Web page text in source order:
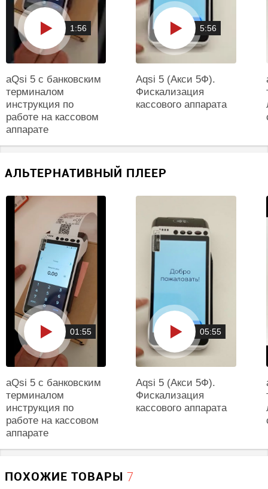
Разрешение экрана, px
1440x720
Дисплей, дюймов ?
6
Параметры карт
Типы считываемых карт ?
Типы карт
Принтер
Автоотрезчик чеков
нет
Ширина чековой ленты
57 мм
Скорость печати, мм в секунду
Разрешение печати, dpi
203
Тип печати ?
Термопринтер
Печать реквизитов покупателя
Основная камера
1:56
aQsi 5 с банковским
терминалом
инструкция по
работе на кассовом
аппарате
5:56
Aqsi 5 (Акси 5Ф).
Фискализация
кассового аппарата
АЛЬТЕРНАТИВНЫЙ ПЛЕЕР
01:55
aQsi 5 с банковским
терминалом
инструкция по
работе на кассовом
аппарате
05:55
Aqsi 5 (Акси 5Ф).
Фискализация
кассового аппарата
ПОХОЖИЕ ТОВАРЫ 7